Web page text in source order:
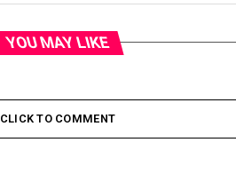
YOU MAY LIKE
CLICK TO COMMENT